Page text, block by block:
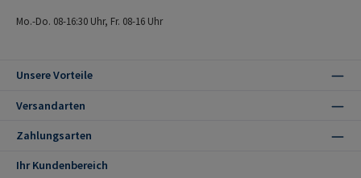
Mo.-Do. 08-16:30 Uhr, Fr. 08-16 Uhr
Unsere Vorteile
Versandarten
Zahlungsarten
Ihr Kundenbereich